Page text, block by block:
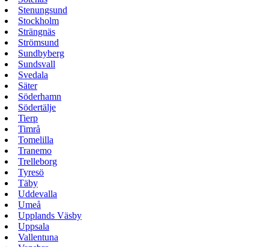
Stenungsund
Stockholm
Strängnäs
Strömsund
Sundbyberg
Sundsvall
Svedala
Säter
Söderhamn
Södertälje
Tierp
Timrå
Tomelilla
Tranemo
Trelleborg
Tyresö
Täby
Uddevalla
Umeå
Upplands Väsby
Uppsala
Vallentuna